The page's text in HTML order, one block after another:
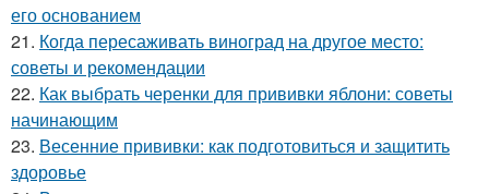
его основанием
21. Когда пересаживать виноград на другое место:
советы и рекомендации
22. Как выбрать черенки для прививки яблони: советы
начинающим
23. Весенние прививки: как подготовиться и защитить
здоровье